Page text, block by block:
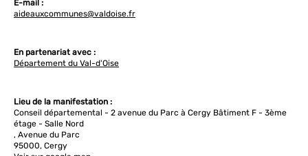
E-mail :
aideauxcommunes@valdoise.fr
En partenariat avec :
Département du Val-d'Oise
Lieu de la manifestation :
Conseil départemental - 2 avenue du Parc à Cergy Bâtiment F - 3ème
étage - Salle Nord
, Avenue du Parc
95000, Cergy